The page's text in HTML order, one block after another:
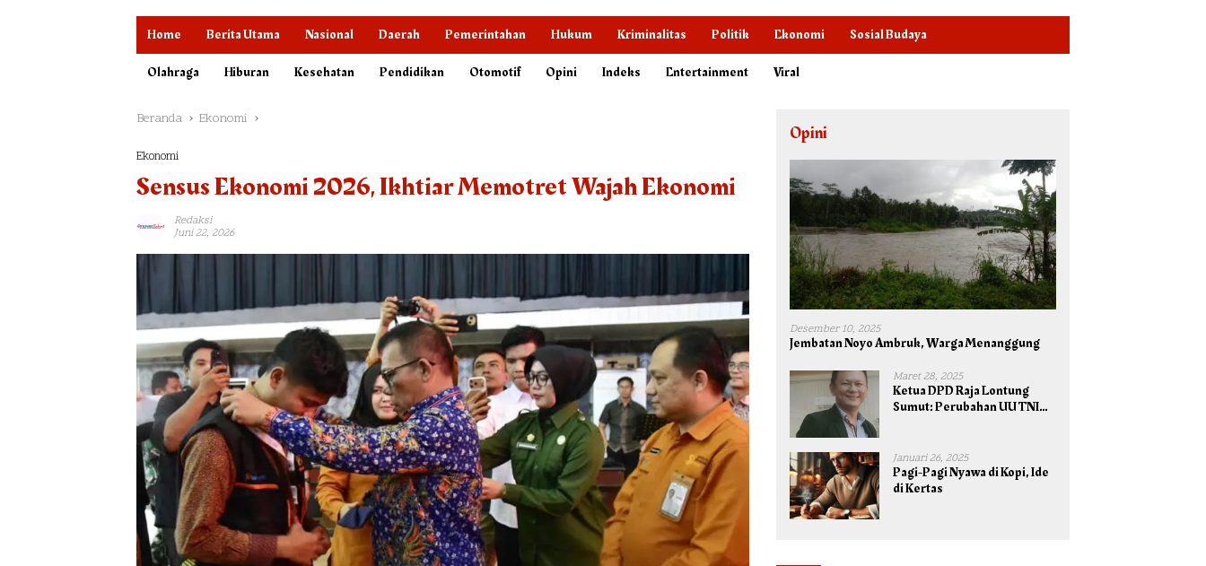
Home Berita Utama Nasional Daerah Pemerintahan Hukum Kriminalitas Politik Ekonomi
Sosial Budaya
Olahraga
Hiburan Kesehatan Pendidikan Otomotif Opini Indeks Entertainment Viral
Beranda Ekonomi
Ekonomi
Sensus Ekonomi 2026, Ikhtiar Memotret Wajah Ekonomi
Redaksi
Juni 22, 2026
Opini
Desember 10, 2025
Jembatan Noyo Ambruk, Warga Menanggung
Maret 28, 2025
Ketua DPD Raja Lontung
Sumut: Perubahan UU TNI
Kepentingan Negara dan
Bangsa
Januari 26, 2025
Pagi-Pagi Nyawa di Kopi, Ide
di Kertas